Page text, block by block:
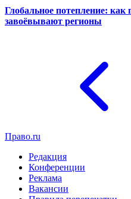
Глобальное потепление: как
завоёвывают регионы
Право.ru
Редакция
Конференции
Реклама
Вакансии